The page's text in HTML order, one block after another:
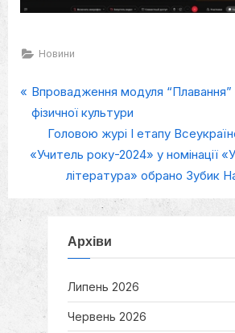
Новини
Навігація
записів
P
r
v
s
Впровадження модуля “Плавання”
фізичної культури
N
e
Головою журі І етапу
«Учитель року-2024» у номінації
література» обрано Зубик
Архіви
Липень 2026
Червень 2026